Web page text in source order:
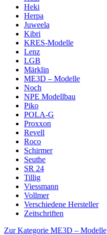
Heki
Herpa
Juweela
Kibri
KRES-Modelle
Lenz
LGB
Märklin
ME3D – Modelle
Noch
NPE Modellbau
Piko
POLA-G
Proxxon
Revell
Roco
Schirmer
Seuthe
SR 24
Tillig
Viessmann
Vollmer
Verschiedene Hersteller
Zeitschriften
Zur Kategorie ME3D – Modelle